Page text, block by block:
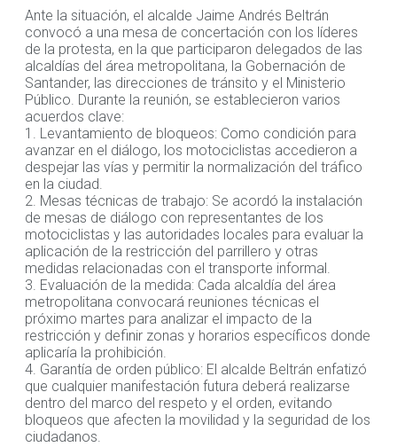
Ante la situación, el alcalde Jaime Andrés Beltrán
convocó a una mesa de concertación con los líderes
de la protesta, en la que participaron delegados de las
alcaldías del área metropolitana, la Gobernación de
Santander, las direcciones de tránsito y el Ministerio
Público. Durante la reunión, se establecieron varios
acuerdos clave:
1. Levantamiento de bloqueos: Como condición para
avanzar en el diálogo, los motociclistas accedieron a
despejar las vías y permitir la normalización del tráfico
en la ciudad.
2. Mesas técnicas de trabajo: Se acordó la instalación
de mesas de diálogo con representantes de los
motociclistas y las autoridades locales para evaluar la
aplicación de la restricción del parrillero y otras
medidas relacionadas con el transporte informal.
3. Evaluación de la medida: Cada alcaldía del área
metropolitana convocará reuniones técnicas el
próximo martes para analizar el impacto de la
restricción y definir zonas y horarios específicos donde
aplicaría la prohibición.
4. Garantía de orden público: El alcalde Beltrán enfatizó
que cualquier manifestación futura deberá realizarse
dentro del marco del respeto y el orden, evitando
bloqueos que afecten la movilidad y la seguridad de los
ciudadanos.